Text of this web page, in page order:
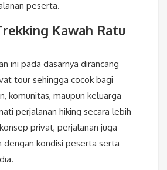
peserta.
Kawah Ratu
ini pada dasarnya dirancang
tour sehingga cocok bagi
komunitas, maupun keluarga
perjalanan hiking secara lebih
privat, perjalanan juga
dengan kondisi peserta serta